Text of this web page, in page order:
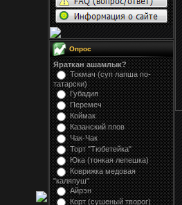
Опрос
Яраткан ашамлык?
Токмач (суп лапша по-
татарски)
Губадия
Перемеч
Коймак
Казанский плов
Чак-Чак
Торт "Тюбетейка"
Юка (тонкая лепешка)
Коврижка медовая
"каляпуш"
Айрэн
Корт (сушеный творог)